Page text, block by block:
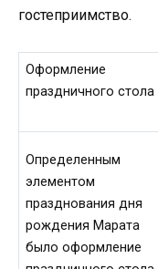
гостеприимство.
Оформление
праздничного стола
Определенным
элементом
празднования дня
рождения Марата
было оформление